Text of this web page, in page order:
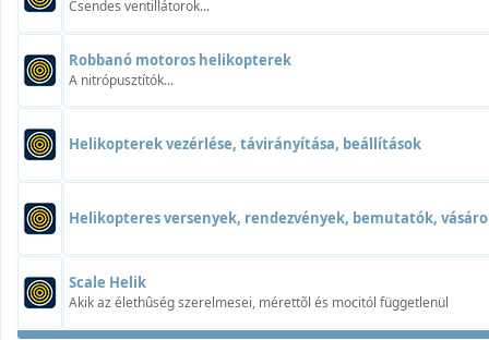
Csendes ventillátorok...
Robbanó motoros helikopterek
A nitrópusztítók...
Helikopterek vezérlése, távirányítása, beállítások
Helikopteres versenyek, rendezvények, bemutatók,
Scale Helik
Akik az élethûség szerelmesei, mérettõl és mocitól függetlenül